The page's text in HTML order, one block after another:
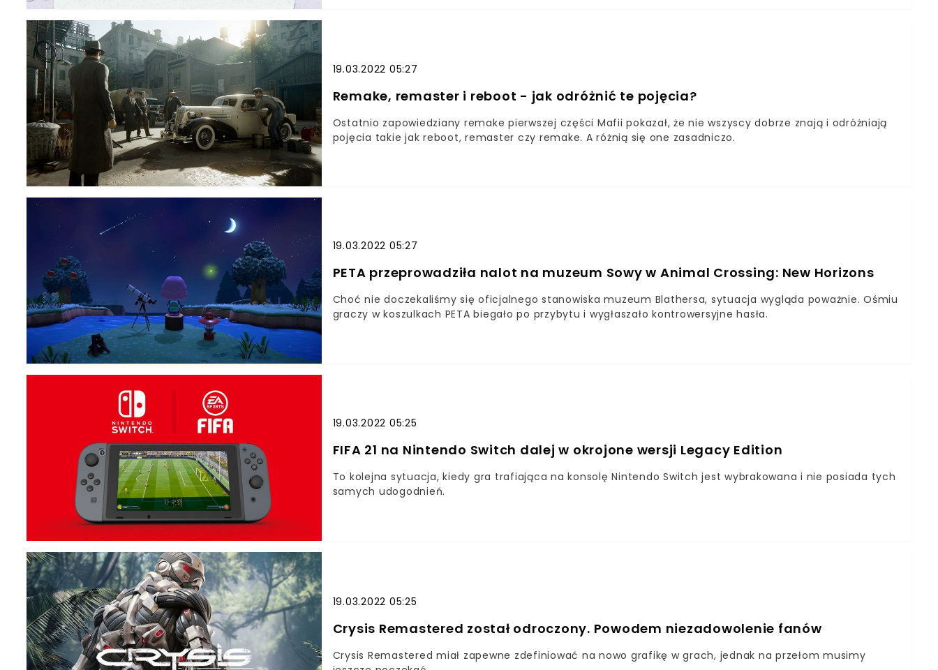
Ollym, który przygotowuje przebiegły spisek, który ma zagrozić Mario. Nowy tytuł z całą pewnością
sympatycznego hydraulika znów zagłębią się w jego świecie. Premiera gry zapowiedziana jest na 17 lipca.
19.03.2022 05:27
Remake, remaster i reboot - jak odróżnić te pojęcia?
Ostatnio zapowiedziany remake pierwszej części Mafii pokazał, że nie wszyscy dobrze znają i odróżniają
pojęcia takie jak reboot, remaster czy remake. A różnią się one zasadniczo.
19.03.2022 05:27
PETA przeprowadziła nalot na muzeum Sowy w Animal Crossing: New Horizons
Choć nie doczekaliśmy się oficjalnego stanowiska muzeum Blathersa, sytuacja wygląda poważnie. Ośmiu
graczy w koszulkach PETA biegało po przybytu i wygłaszało kontrowersyjne hasła.
19.03.2022 05:25
FIFA 21 na Nintendo Switch dalej w okrojone wersji Legacy Edition
To kolejna sytuacja, kiedy gra trafiająca na konsolę Nintendo Switch jest wybrakowana i nie posiada tych
samych udogodnień.
19.03.2022 05:25
Crysis Remastered został odroczony. Powodem niezadowolenie fanów
Crysis Remastered miał zapewne zdefiniować na nowo grafikę w grach, jednak na przełom musimy